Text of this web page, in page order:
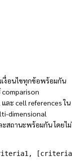
เงื่อนไขทุกข้อพร้อมกัน
comparison
ละ cell references ใน
dimensional
ะสถานะพร้อมกัน โดยไม่
criteria1,